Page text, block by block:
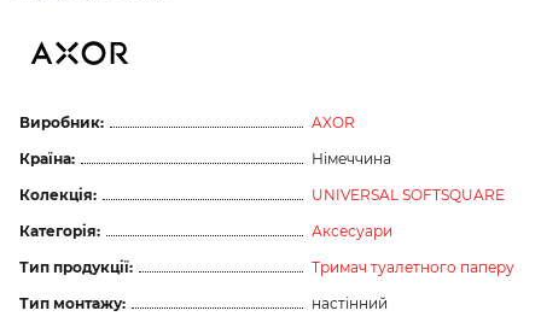
Виробник:
AXOR
Країна:
Німеччина
Колекція:
UNIVERSAL SOFTSQUARE
Категорія:
Аксесуари
Тип продукції:
Тримач туалетного паперу
Тип монтажу:
настінний